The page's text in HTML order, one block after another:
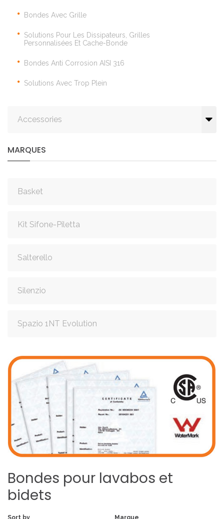
Bondes Avec Grille
Solutions Pour Les Dissipateurs, Grilles
Personnalisées Et Cache-Bonde
Bondes Anti Corrosion AISI 316
Solutions Avec Trop Plein
Accessories
MARQUES
Basket
Kit Sifone-Piletta
Salterello
Silenzio
Spazio 1NT Evolution
Bondes pour lavabos et
bidets
Sort by Marque